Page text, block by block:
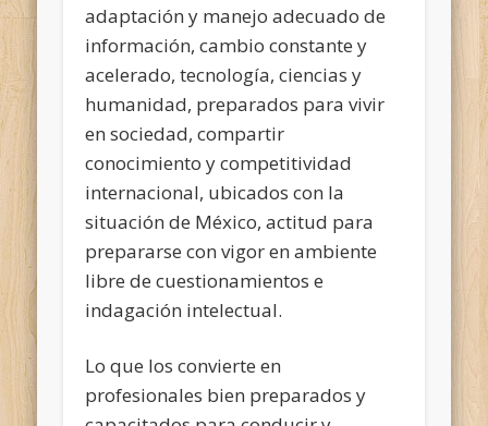
adaptación y manejo adecuado de
información, cambio constante y
acelerado, tecnología, ciencias y
humanidad, preparados para vivir
en sociedad, compartir
conocimiento y competitividad
internacional, ubicados con la
situación de México, actitud para
prepararse con vigor en ambiente
libre de cuestionamientos e
indagación intelectual.
Lo que los convierte en
profesionales bien preparados y